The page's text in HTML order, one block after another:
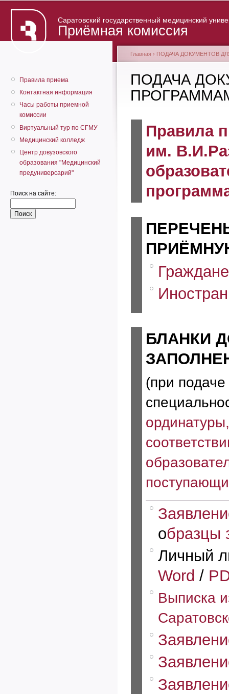
Саратовский государственный медицинский
Приёмная комиссия
Правила приема
Контактная информация
Часы работы приемной
комиссии
Виртуальный тур по СГМУ
Медицинский колледж
Центр довузовского
образования "Медицинский
предуниверсарий"
Поиск на сайте:
Главная › ПОДАЧА ДОКУМЕНТОВ
ПОДАЧА
Правила
им.
БЛАНКИ
(при
образцы
Личный
Word /
Выписка